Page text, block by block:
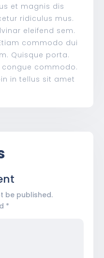
et magnis dis
ridiculus mus.
eleifend sem.
commodo dui
Quisque porta.
commodo.
in tellus sit amet
be published.
*